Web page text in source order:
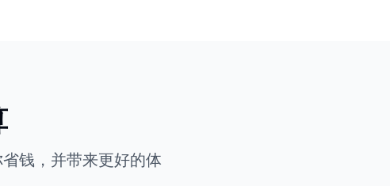
钱，并带来更好的体